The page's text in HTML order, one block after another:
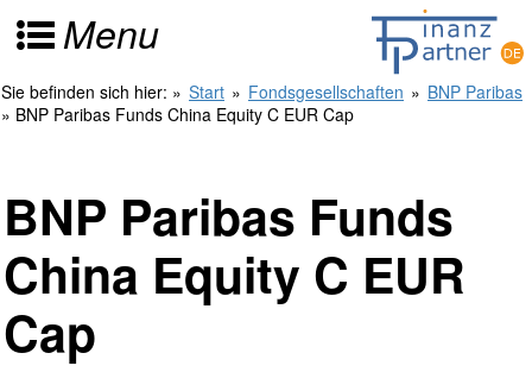
Menu
Sie befinden sich hier: » Start » Fondsgesellschaften » BNP Paribas
» BNP Paribas Funds China Equity C EUR Cap
BNP Paribas Funds
China Equity C EUR
Cap